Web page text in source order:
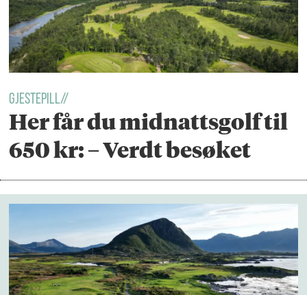
GJESTEPILL//
Her får du midnattsgolf til
650 kr: – Verdt besøket